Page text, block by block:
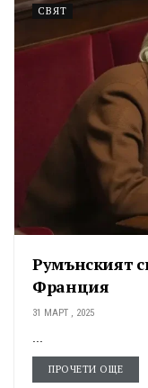
СВЯТ
Румънският
Франция
31 МАРТ , 2025
...
ПРОЧЕТИ ОЩЕ